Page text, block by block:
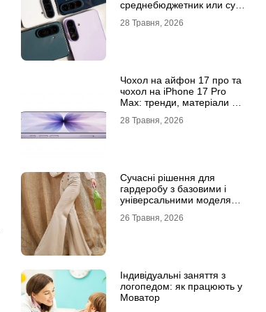
среднебюджетник или суб-
28 Травня, 2026
Чохол на айфон 17 про та
чохол на iPhone 17 Pro
Max: тренди, матеріали та
28 Травня, 2026
Сучасні рішення для
гардеробу з базовими і
універсальними моделями
26 Травня, 2026
Індивідуальні заняття з
логопедом: як працюють у
Моватор